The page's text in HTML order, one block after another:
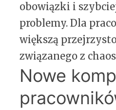
obowiązki i
problemy. Dla
większą
związanego z
Nowe